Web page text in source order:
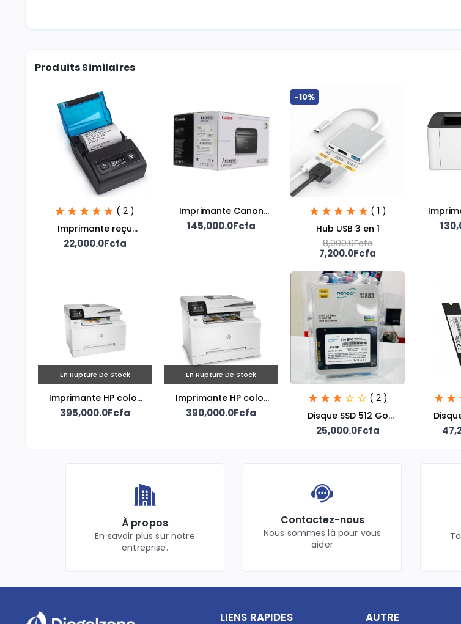
Produits Similaires
( 2 )
Imprimante reçu
Bluetooth
22,000.0Fcfa
Imprimante Canon
LBP6030B
145,000.0Fcfa
-10%
( 1 )
Hub USB 3 en 1
8,000.0Fcfa
7,200.0Fcfa
En Rupture De Stock
Imprimante HP color
LaserJet Pro MFP
395,000.0Fcfa
En Rupture De Stock
Imprimante HP color
LaserJet Pro MFP
390,000.0Fcfa
( 2 )
Disque SSD 512 Go
Aeneon
25,000.0Fcfa
À propos
En savoir plus sur notre
entreprise.
Contactez-nous
Nous sommes là pour vous
aider
LIENS RAPIDES AUTRE